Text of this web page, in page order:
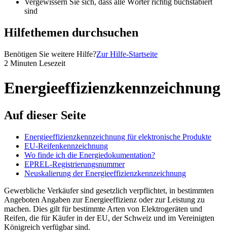
Vergewissern Sie sich, dass alle Wörter richtig buchstabiert
sind
Hilfethemen durchsuchen
Benötigen Sie weitere Hilfe?Zur Hilfe-Startseite
2 Minuten Lesezeit
Energieeffizienzkennzeichnung
Auf dieser Seite
Energieeffizienzkennzeichnung für elektronische Produkte
EU-Reifenkennzeichnung
Wo finde ich die Energiedokumentation?
EPREL-Registrierungsnummer
Neuskalierung der Energieeffizienzkennzeichnung
Gewerbliche Verkäufer sind gesetzlich verpflichtet, in bestimmten
Angeboten Angaben zur Energieeffizienz oder zur Leistung zu
machen. Dies gilt für bestimmte Arten von Elektrogeräten und
Reifen, die für Käufer in der EU, der Schweiz und im Vereinigten
Königreich verfügbar sind.